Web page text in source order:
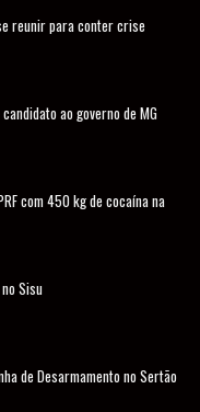
reunir para conter crise
ao governo de MG
com 450 kg de cocaína na
Sisu
de Desarmamento no Sertão